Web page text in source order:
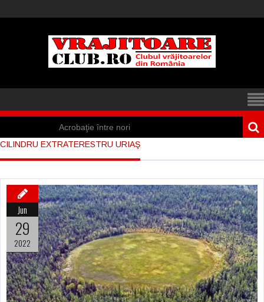
Acrobaţie între nori
Iisus a apărut într-
Marea vânătoare
de vrăjitoare din
Suedia
Vrăjitoare
zburătoare în Mexic
Magia în Thailanda
CILINDRU EXTRATERESTRU URIAŞ
Jun
29
2022